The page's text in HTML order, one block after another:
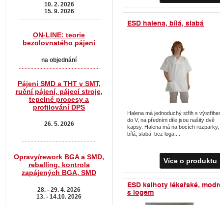
ESD halena, bílá, slabá
Halena má jednoduchý střih s
do V, na předním díle jsou našity dvě
kapsy. Halena má na bocích rozparky,
bílá, slabá, bez loga....
Více o produktu
ESD kalhoty lékařské,
s logem
10. 2. 2026
15. 9. 2026
.......................................................
ON-LINE: teorie
bezolovnatého pájení
na objednání
Pájení SMD a THT v SMT,
ruční pájení, pájecí stroje,
tepelné procesy a
profilování DPS
26. 5. 2026
...................................................
Opravy/rework BGA a SMD,
reballing, kontrola
zapájených BGA, SMD
28. - 29. 4. 2026
13. - 14.10. 2026